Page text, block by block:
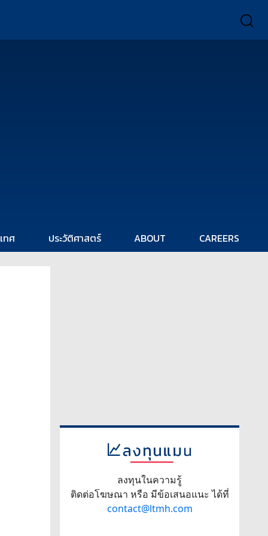
ทศ ประวัติศาสตร์ ABOUT CAREERS
ลงทุนในความรู้
ติดต่อโฆษณา หรือ มีข้อเสนอแนะ ได้ที่
contact@ltmh.com